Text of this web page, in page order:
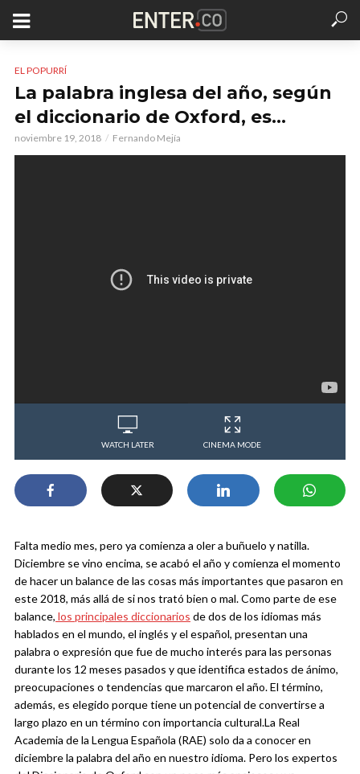
EL POPURRÍ
La palabra inglesa del año, según
el diccionario de Oxford, es…
noviembre 19, 2018 Fernando Mejía
WATCH LATER CINEMA MODE
Falta medio mes, pero ya comienza a oler a buñuelo y natilla.
Diciembre se vino encima, se acabó el año y comienza el momento
de hacer un balance de las cosas más importantes que pasaron en
este 2018, más allá de si nos trató bien o mal.Como parte de ese
balance, los principales diccionarios de dos de los idiomas más
hablados en el mundo, el inglés y el español, presentan una
palabra o expresión que fue de mucho interés para las personas
durante los 12 meses pasados y que identifica estados de ánimo,
preocupaciones o tendencias que marcaron el año. El término,
además, es elegido porque tiene un potencial de convertirse a
largo plazo en un término con importancia cultural.La Real
Academia de la Lengua Española (RAE) solo da a conocer en
diciembre la palabra del año en nuestro idioma. Pero los expertos